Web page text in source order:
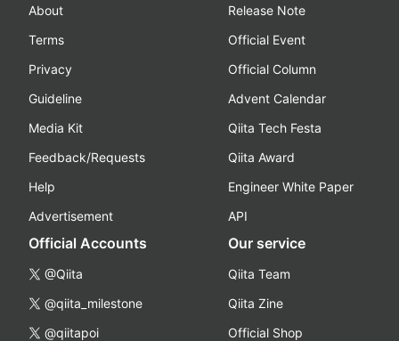
About
Terms
Privacy
Guideline
Media Kit
Feedback/Requests
Help
Advertisement
Release Note
Official Event
Official Column
Advent Calendar
Qiita Tech Festa
Qiita Award
Engineer White Paper
API
Official Accounts
@Qiita
@qiita_milestone
@qiitapoi
Our service
Qiita Team
Qiita Zine
Official Shop